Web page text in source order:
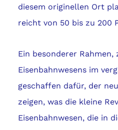
diesem originellen Ort
reicht von 50 bis zu 200
Ein besonderer
Eisenbahnwesens im
geschaffen dafür, der
zeigen, was die kleine
Eisenbahnwesen, die in